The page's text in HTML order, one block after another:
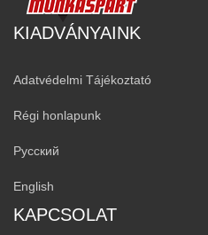
KIADVÁNYAINK
Adatvédelmi Tájékoztató
Régi honlapunk
Русский
English
KAPCSOLAT